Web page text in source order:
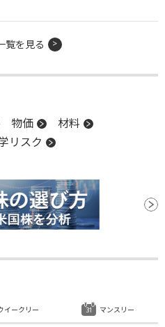
覧を見る
物価
材料
リスク
イークリー マンスリー